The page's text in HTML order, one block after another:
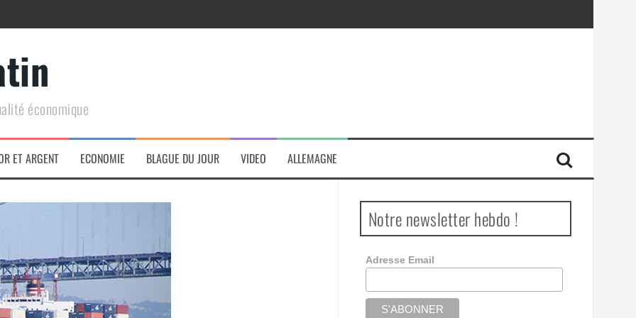
de conquête géopolitique massive
économique
ET ARGENT ECONOMIE BLAGUE DU JOUR VIDEO ALLEMAGNE
Notre newsletter hebdo !
Adresse Email